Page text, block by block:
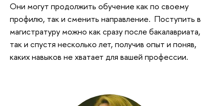
Они могут продолжить обучение как по своему
профилю, так и сменить направление. Поступить в
магистратуру можно как сразу после бакалавриата,
так и спустя несколько лет, получив опыт и поняв,
каких навыков не хватает для вашей профессии.